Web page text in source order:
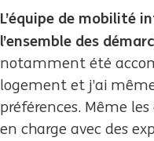
L’équipe de mobilité
l’ensemble des
notamment été
logement et j’ai
préférences. Même
en charge avec des